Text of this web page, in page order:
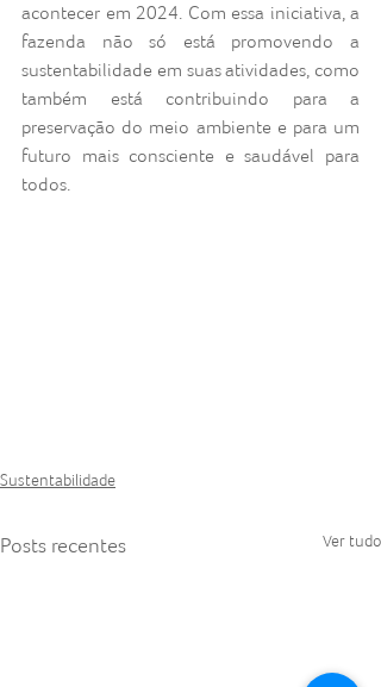
acontecer em 2024. Com essa iniciativa, a
fazenda não só está promovendo a
sustentabilidade em suas atividades, como
também está contribuindo para a
preservação do meio ambiente e para um
futuro mais consciente e saudável para
todos.
Sustentabilidade
Posts recentes Ver tudo